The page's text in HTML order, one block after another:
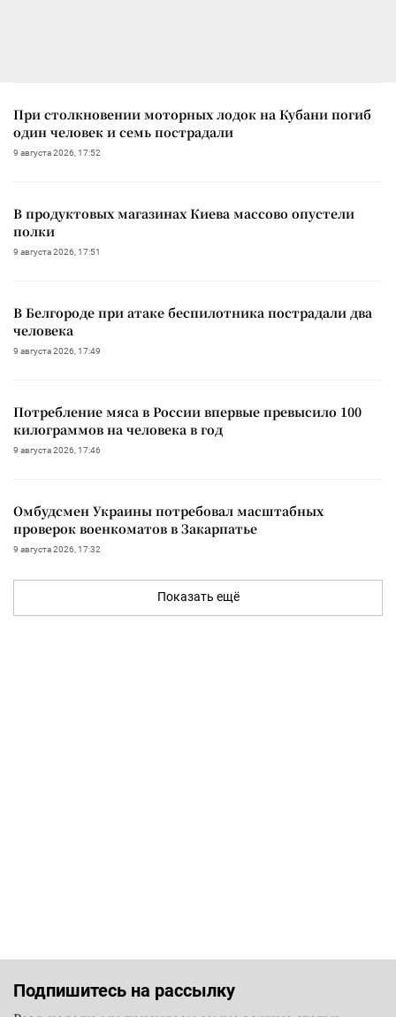
При столкновении моторных лодок на Кубани погиб
один человек и семь пострадали
9 августа 2026, 17:52
В продуктовых магазинах Киева массово опустели
полки
9 августа 2026, 17:51
В Белгороде при атаке беспилотника пострадали два
человека
9 августа 2026, 17:49
Потребление мяса в России впервые превысило 100
килограммов на человека в год
9 августа 2026, 17:46
Омбудсмен Украины потребовал масштабных
проверок военкоматов в Закарпатье
9 августа 2026, 17:32
Показать ещё
Подпишитесь на рассылку